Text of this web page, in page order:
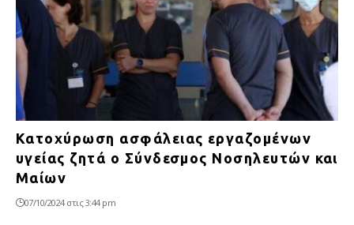
Κατοχύρωση ασφάλειας εργαζομένων
υγείας ζητά ο Σύνδεσμος Νοσηλευτών και
Μαίων
07/10/2024 στις 3:44 pm